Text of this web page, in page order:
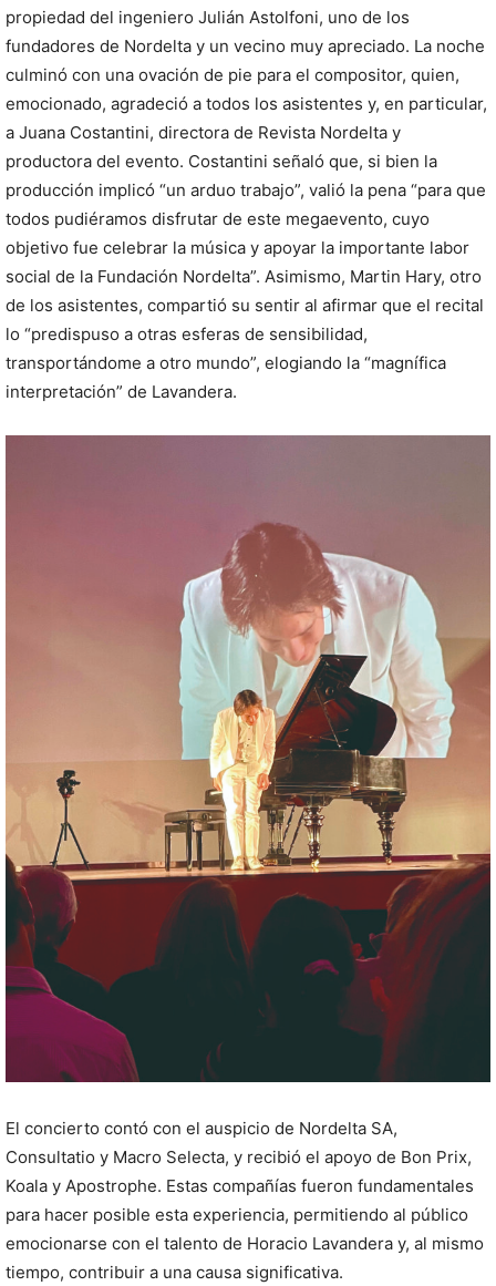
propiedad del ingeniero Julián Astolfoni, uno de los
fundadores de Nordelta y un vecino muy apreciado. La noche
culminó con una ovación de pie para el compositor, quien,
emocionado, agradeció a todos los asistentes y, en particular,
a Juana Costantini, directora de Revista Nordelta y
productora del evento. Costantini señaló que, si bien la
producción implicó “un arduo trabajo”, valió la pena “para que
todos pudiéramos disfrutar de este megaevento, cuyo
objetivo fue celebrar la música y apoyar la importante labor
social de la Fundación Nordelta”. Asimismo, Martin Hary, otro
de los asistentes, compartió su sentir al afirmar que el recital
lo “predispuso a otras esferas de sensibilidad,
transportándome a otro mundo”, elogiando la “magnífica
interpretación” de Lavandera.
El concierto contó con el auspicio de Nordelta SA,
Consultatio y Macro Selecta, y recibió el apoyo de Bon Prix,
Koala y Apostrophe. Estas compañías fueron fundamentales
para hacer posible esta experiencia, permitiendo al público
emocionarse con el talento de Horacio Lavandera y, al mismo
tiempo, contribuir a una causa significativa.